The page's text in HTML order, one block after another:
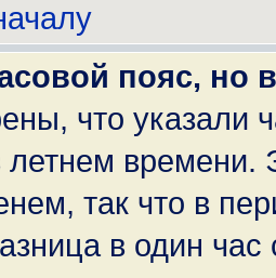
пояс, но
что указали
времени.
так что в
в один